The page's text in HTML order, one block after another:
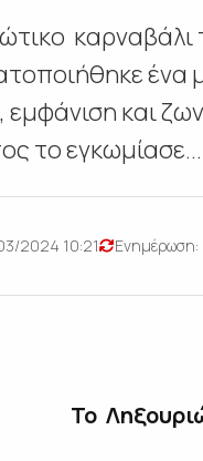
ένα
και
το
2024 10:21
Το